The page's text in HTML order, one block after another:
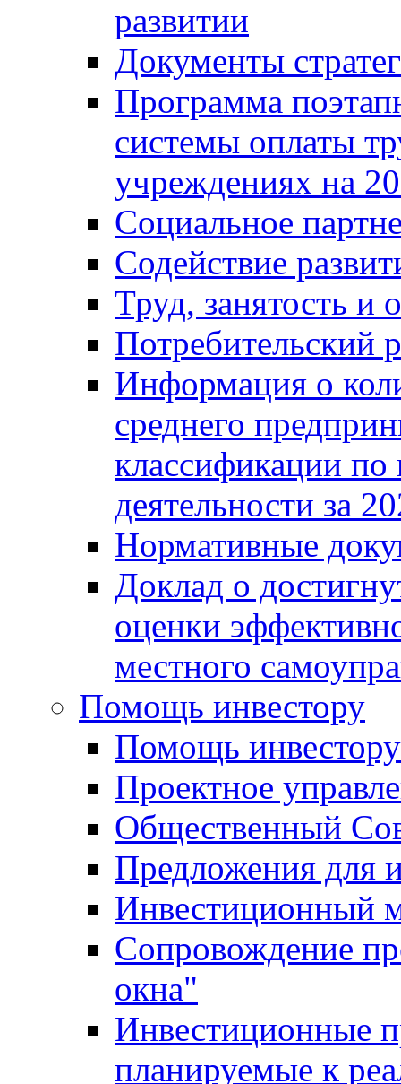
развитии
Документы
Программа
системы оплаты
учреждениях на
Социальное
Содействие
Труд, занятость и
Потребительский
Информация о
среднего
классификации
деятельности за
Нормативные
Доклад о
оценки
местного
Помощь инвестору
Помощь инвестору
Проектное
Общественный
Предложения для
Инвестиционный
Сопровождение
окна"
Инвестиционные
планируемые к